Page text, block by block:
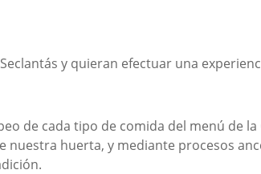
y quieran efectuar una
de cada tipo de comida del menú de la
huerta, y mediante procesos